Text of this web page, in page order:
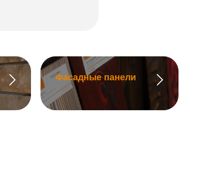
Фасадные панели